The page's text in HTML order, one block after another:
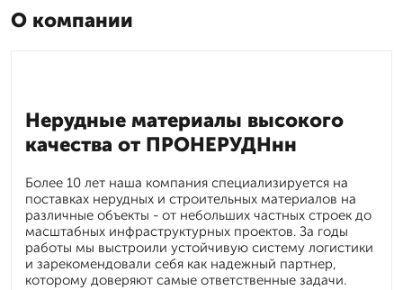
О компании
Нерудные материалы высокого
качества от ПРОНЕРУДНнн
Более 10 лет наша компания специализируется на
поставках нерудных и строительных материалов на
различные объекты - от небольших частных строек до
масштабных инфраструктурных проектов. За годы
работы мы выстроили устойчивую систему логистики
и зарекомендовали себя как надежный партнер,
которому доверяют самые ответственные задачи.